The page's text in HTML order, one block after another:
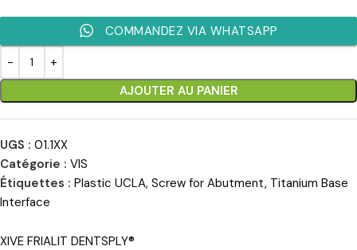
AJOUTER AU PANIER
COMMANDEZ VIA WHATSAPP
UGS : 01.1XX
Catégorie : VIS
Étiquettes : Plastic UCLA, Screw for Abutment, Titanium Base
Interface
XIVE FRIALIT DENTSPLY®